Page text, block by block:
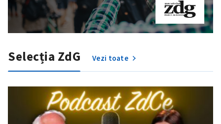
Selecția ZdG Vezi toate